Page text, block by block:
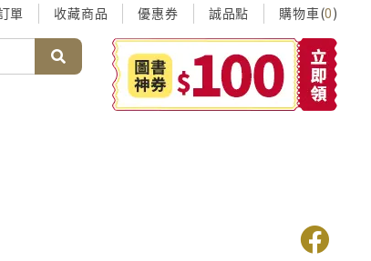
單 收藏商品 優惠券 誠品點 購物車(0)